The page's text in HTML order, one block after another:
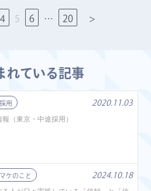
4 5 6 … 20 >
れている記事
用
2020.11.03
報（東京・中途採用）
ケのこと
2024.10.18